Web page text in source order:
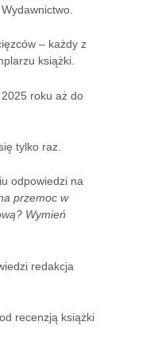
– każdy z
książki.
roku aż do
tylko raz.
odpowiedzi na
przemoc w
Wymień
redakcja
recenzją książki